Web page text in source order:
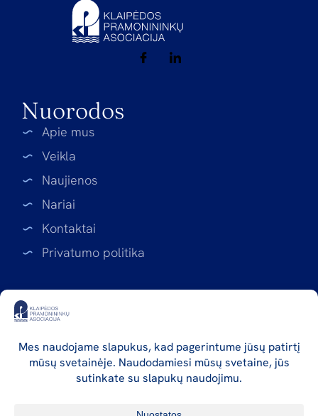
Nuorodos
Apie mus
Veikla
Naujienos
Nariai
Kontaktai
Privatumo politika
Rekvizitai
Klaipėdos pramonininkų asociacija
Asociacijos kodas: 141423752
Liepų g. 68-109, LT-92100 Klaipėda